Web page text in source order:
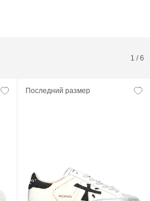
1 /6
Последний размер